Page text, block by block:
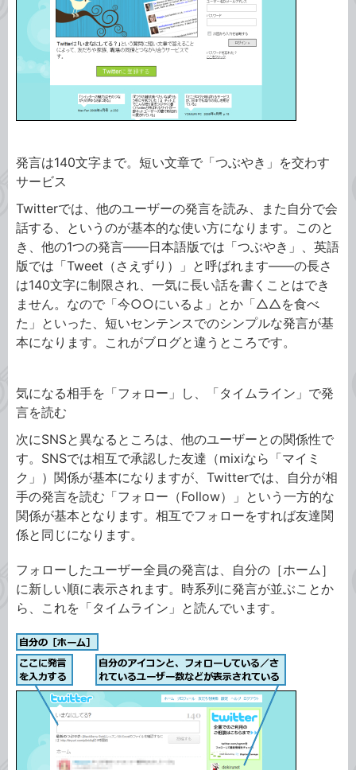
発言は140文字まで。短い文章で「つぶやき」を交わす
サービス
Twitterでは、他のユーザーの発言を読み、また自分で会
話する、というのが基本的な使い方になります。このと
き、他の1つの発言――日本語版では「つぶやき」、英語
版では「Tweet（さえずり）」と呼ばれます――の長さ
は140文字に制限され、一気に長い話を書くことはでき
ません。なので「今○○にいるよ」とか「△△を食べ
た」といった、短いセンテンスでのシンプルな発言が基
本になります。これがブログと違うところです。
気になる相手を「フォロー」し、「タイムライン」で発
言を読む
次にSNSと異なるところは、他のユーザーとの関係性で
す。SNSでは相互で承認した友達（mixiなら「マイミ
ク」）関係が基本になりますが、Twitterでは、自分が相
手の発言を読む「フォロー（Follow）」という一方的な
関係が基本となります。相互でフォローをすれば友達関
係と同じになります。
フォローしたユーザー全員の発言は、自分の［ホーム］
に新しい順に表示されます。時系列に発言が並ぶことか
ら、これを「タイムライン」と読んでいます。